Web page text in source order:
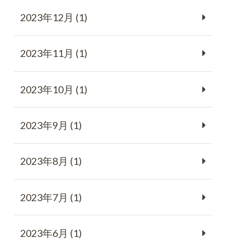
2023年12月 (1)
2023年11月 (1)
2023年10月 (1)
2023年9月 (1)
2023年8月 (1)
2023年7月 (1)
2023年6月 (1)